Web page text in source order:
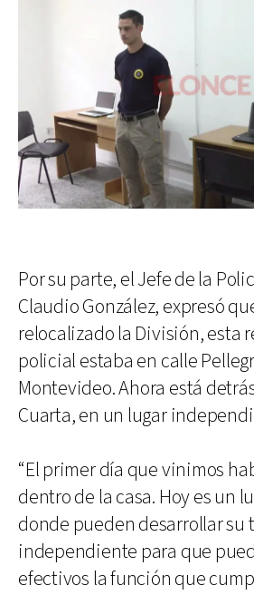
Por su parte, el Jefe de la
Claudio González, expresó
relocalizado la División, esta
policial estaba en calle
Montevideo. Ahora está
Cuarta, en un lugar
“El primer día que vinimos
dentro de la casa. Hoy es un
donde pueden desarrollar su
independiente para que
efectivos la función que